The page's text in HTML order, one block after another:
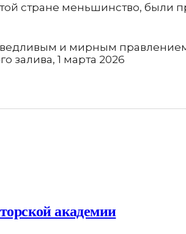
стране меньшинство,
и мирным
1 марта 2026
академии